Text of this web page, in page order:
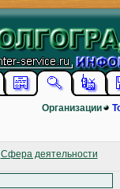
Организации
Сфера деятельности